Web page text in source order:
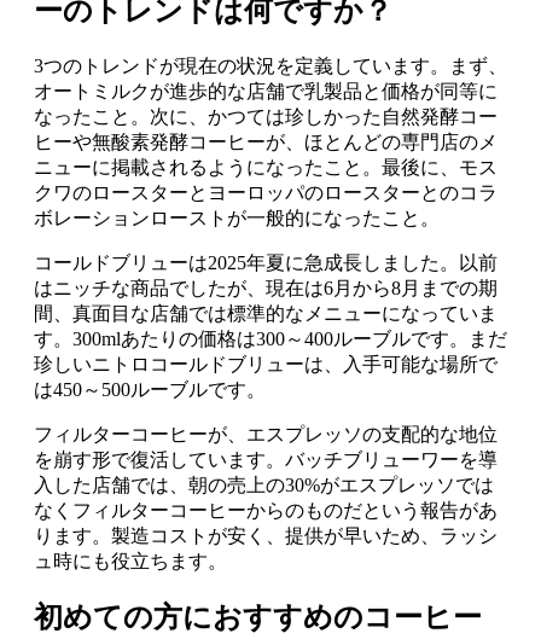
ーのトレンドは何ですか？
3つのトレンドが現在の状況を定義しています。まず、
オートミルクが進歩的な店舗で乳製品と価格が同等に
なったこと。次に、かつては珍しかった自然発酵コー
ヒーや無酸素発酵コーヒーが、ほとんどの専門店のメ
ニューに掲載されるようになったこと。最後に、モス
クワのロースターとヨーロッパのロースターとのコラ
ボレーションローストが一般的になったこと。
コールドブリューは2025年夏に急成長しました。以前
はニッチな商品でしたが、現在は6月から8月までの期
間、真面目な店舗では標準的なメニューになっていま
す。300mlあたりの価格は300～400ルーブルです。まだ
珍しいニトロコールドブリューは、入手可能な場所で
は450～500ルーブルです。
フィルターコーヒーが、エスプレッソの支配的な地位
を崩す形で復活しています。バッチブリューワーを導
入した店舗では、朝の売上の30%がエスプレッソでは
なくフィルターコーヒーからのものだという報告があ
ります。製造コストが安く、提供が早いため、ラッシ
ュ時にも役立ちます。
初めての方におすすめのコーヒー